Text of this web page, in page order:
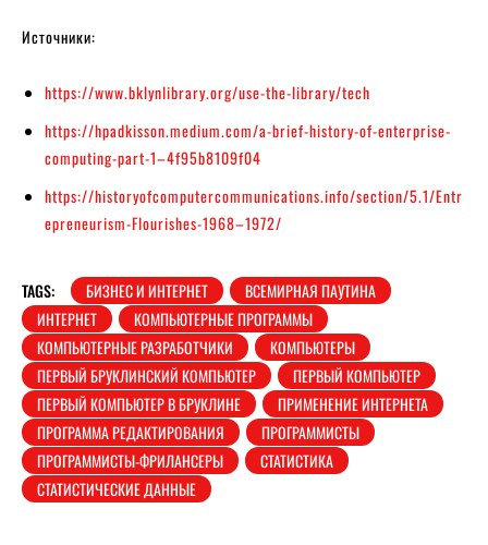
Источники:
https://www.bklynlibrary.org/use-the-library/tech
https://hpadkisson.medium.com/a-brief-history-of-enterprise-
computing-part-1–4f95b8109f04
https://historyofcomputercommunications.info/section/5.1/Entr
epreneurism-Flourishes-1968–1972/
TAGS: БИЗНЕС И ИНТЕРНЕТ
ВСЕМИРНАЯ ПАУТИНА
ИНТЕРНЕТ
КОМПЬЮТЕРНЫЕ ПРОГРАММЫ
КОМПЬЮТЕРНЫЕ РАЗРАБОТЧИКИ
КОМПЬЮТЕРЫ
ПЕРВЫЙ БРУКЛИНСКИЙ КОМПЬЮТЕР
ПЕРВЫЙ КОМПЬЮТЕР
ПЕРВЫЙ КОМПЬЮТЕР В БРУКЛИНЕ
ПРИМЕНЕНИЕ ИНТЕРНЕТА
ПРОГРАММА РЕДАКТИРОВАНИЯ
ПРОГРАММИСТЫ
ПРОГРАММИСТЫ-ФРИЛАНСЕРЫ
СТАТИСТИКА
СТАТИСТИЧЕСКИЕ ДАННЫЕ